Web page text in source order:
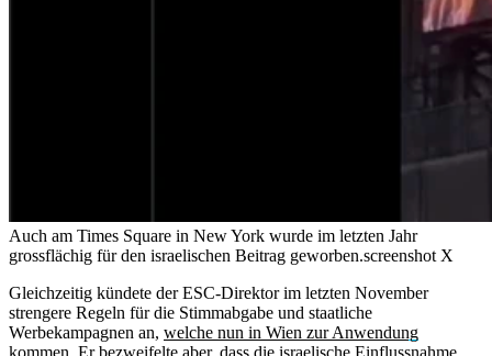
Auch am Times Square in New York wurde im letzten Jahr
grossflächig für den israelischen Beitrag geworben.screenshot X
Gleichzeitig kündete der ESC-Direktor im letzten November
strengere Regeln für die Stimmabgabe und staatliche
Werbekampagnen an, welche nun in Wien zur Anwendung
kommen . Er bezweifelte aber, dass die israelische Einflussnahme